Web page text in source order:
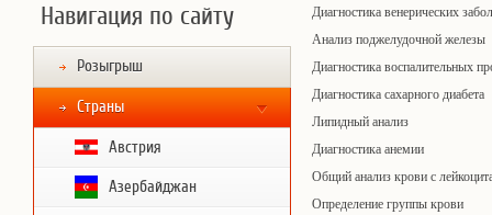
Навигация по сайту
Розыгрыш
Страны
Австрия
Азербайджан
Диагностика венерических
Анализ поджелудочной железы
Диагностика воспалительных
Диагностика сахарного диабета
Липидный анализ
Диагностика анемии
Общий анализ крови с
Определение группы крови